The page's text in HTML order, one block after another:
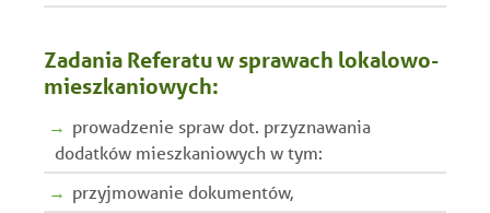
Zadania Referatu w sprawach lokalowo-
mieszkaniowych:
prowadzenie spraw dot. przyznawania
dodatków mieszkaniowych w tym:
przyjmowanie dokumentów,